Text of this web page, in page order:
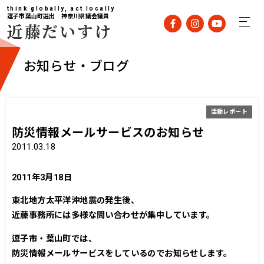
think globally, act locally
逗子市葉山町選出 神奈川県議会議員
近藤だいすけ
お知らせ・ブログ
防災情報メールサービスのお知らせ
2011.03.18
活動レポート
2011年3月18日
東北地方太平洋沖地震の発生後、
近藤事務所には多様な問い合わせが集中しています。
逗子市・葉山町では、
防災情報メールサービスをしているのでお知らせします。